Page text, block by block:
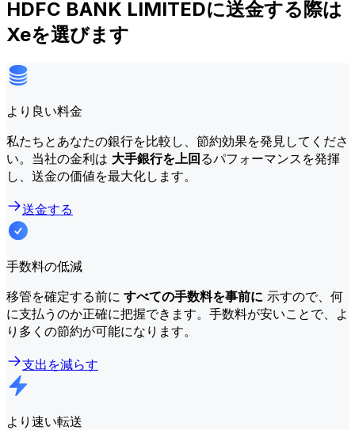
HDFC BANK LIMITEDに送金する際は
Xeを選びます
より良い料金
私たちとあなたの銀行を比較し、節約効果を発見してくださ
い。当社の金利は 大手銀行を上回るパフォーマンスを発揮
し、送金の価値を最大化します。
送金する
手数料の低減
移管を確定する前に すべての手数料を事前に 示すので、何
に支払うのか正確に把握できます。手数料が安いことで、よ
り多くの節約が可能になります。
支出を減らす
より速い転送